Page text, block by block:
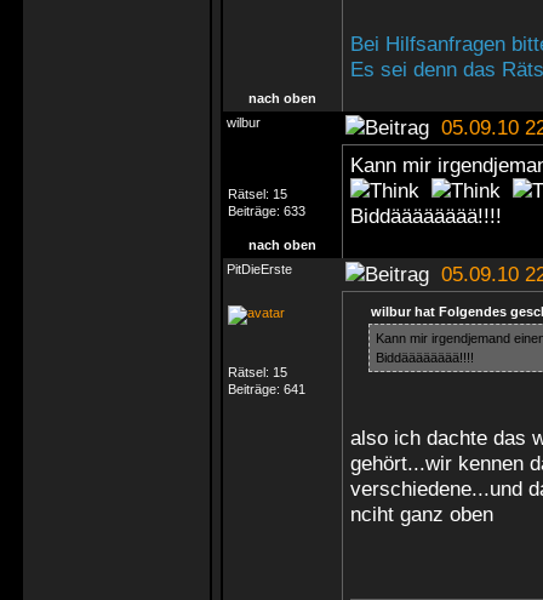
Bei Hilfsanfragen
Es sei denn das
nach oben
wilbur
05.09.10
Rätsel: 15
Beiträge: 633
Kann mir
Biddääääääää!!!!
nach oben
PitDieErste
05.09.10
Rätsel: 15
Beiträge: 641
wilbur hat Folgendes
Kann mir irgendjemand
Biddääääääää!!!!
also ich dachte das
gehört...wir kennen
verschiedene...und
nciht ganz oben